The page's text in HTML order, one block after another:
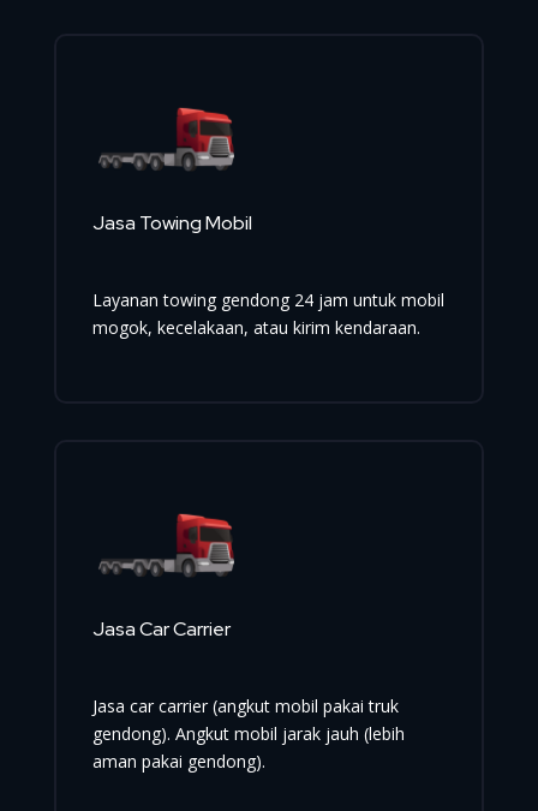
Jasa Towing Mobil
Layanan towing gendong 24 jam untuk mobil
mogok, kecelakaan, atau kirim kendaraan.
Jasa Car Carrier
Jasa car carrier (angkut mobil pakai truk
gendong). Angkut mobil jarak jauh (lebih
aman pakai gendong).